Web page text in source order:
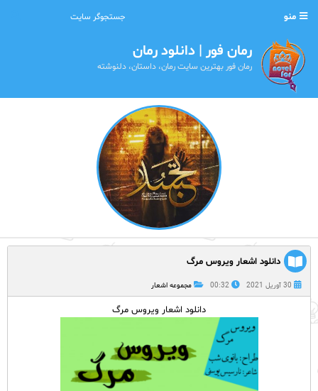
منو
رمان فور | دانلود رمان
رمان فور بهترین سایت رمان، داستان، دلنوشته
دانلود اشعار ویروس مرگ
30 آوریل 2021 00:32 مجموعه اشعار
دانلود اشعار ویروس مرگ